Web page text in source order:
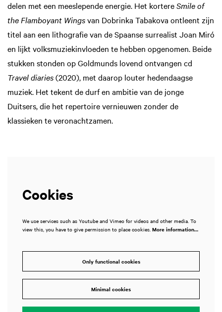
delen met een meeslepende energie. Het kortereSmile of
the Flamboyant Wingsvan Dobrinka Tabakova ontleent zijn
titel aan een lithografie van de Spaanse surrealist Joan Miró
en lijkt volksmuziekinvloeden te hebben opgenomen. Beide
stukken stonden op Goldmunds lovend ontvangen cd
Travel diaries(2020), met daarop louter hedendaagse
muziek. Het tekent de durf en ambitie van de jonge
Duitsers, die het repertoire vernieuwen zonder de
klassieken te veronachtzamen.
Cookies
We use services such as Youtube and Vimeo for videos and other media. To
view this, you have to give permission to place cookies. More information…
Only functional cookies
Minimal cookies
Zoom
in